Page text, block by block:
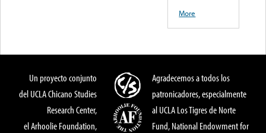
More
Un proyecto conjunto
del UCLA Chicano Studies
Research Center,
el Arhoolie Foundation,
Agradecemos a todos los
patronicadores, especialmente
al UCLA Los Tigres de Norte
Fund, National Endowment for